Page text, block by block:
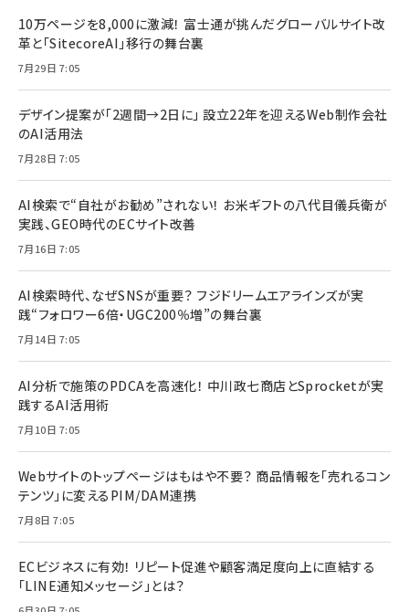
10万ページを8,000に激減！ 富士通が挑んだグローバルサイト改
革と「SitecoreAI」移行の舞台裏
7月29日 7:05
デザイン提案が「2週間→2日に」 設立22年を迎えるWeb制作会社
のAI活用法
7月28日 7:05
AI検索で“自社がお勧め”されない！ お米ギフトの八代目儀兵衛が
実践、GEO時代のECサイト改善
7月16日 7:05
AI検索時代、なぜSNSが重要？ フジドリームエアラインズが実
践“フォロワー6倍・UGC200％増”の舞台裏
7月14日 7:05
AI分析で施策のPDCAを高速化！ 中川政七商店とSprocketが実
践するAI活用術
7月10日 7:05
Webサイトのトップページはもはや不要？ 商品情報を「売れるコン
テンツ」に変えるPIM/DAM連携
7月8日 7:05
ECビジネスに有効！ リピート促進や顧客満足度向上に直結する
「LINE通知メッセージ」とは？